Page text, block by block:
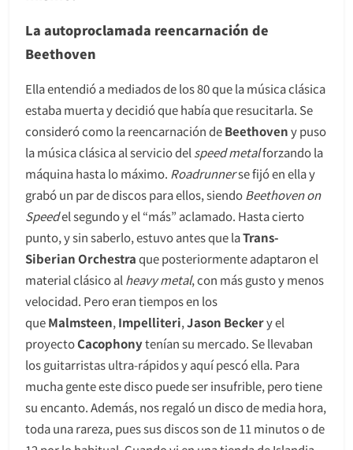
La autoproclamada reencarnación de
Beethoven
Ella entendió a mediados de los 80 que la música clásica
estaba muerta y decidió que había que resucitarla. Se
consideró como la reencarnación deBeethoveny puso
la música clásica al servicio del speed metalforzando la
máquina hasta lo máximo. Roadrunnerse fijó en ella y
grabó un par de discos para ellos, siendo Beethoven on
Speedel segundo y el “más” aclamado. Hasta cierto
punto, y sin saberlo, estuvo antes que laTrans-
Siberian Orchestraque posteriormente adaptaron el
material clásico al heavy metal, con más gusto y menos
velocidad. Pero eran tiempos en los
queMalmsteen, Impelliteri,Jason Beckery el
proyectoCacophonytenían su mercado. Se llevaban
los guitarristas ultra-rápidos y aquí pescó ella. Para
mucha gente este disco puede ser insufrible, pero tiene
su encanto. Además, nos regaló un disco de media hora,
toda una rareza, pues sus discos son de 11 minutos o de